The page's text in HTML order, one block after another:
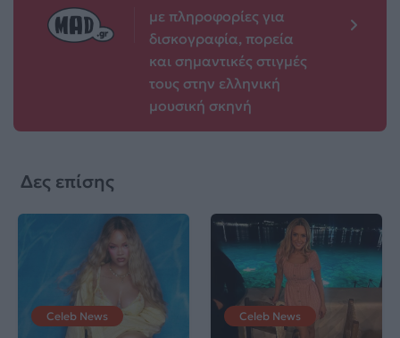
με πληροφορίες για
δισκογραφία, πορεία
και σημαντικές στιγμές
τους στην ελληνική
μουσική σκηνή
Δες επίσης
Celeb News Celeb News